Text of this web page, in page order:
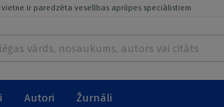
vietne ir paredzēta veselības aprūpes speciālistiem
Autori Žurnāli